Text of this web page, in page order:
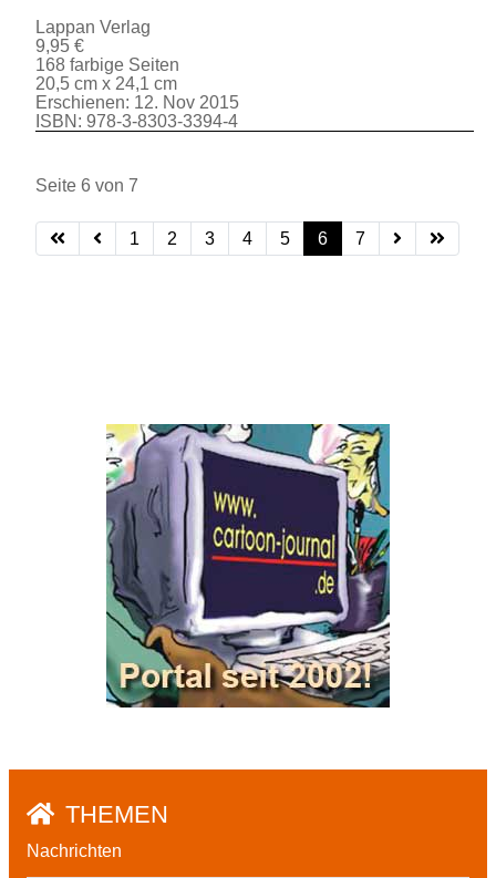
Lappan Verlag
9,95 €
168 farbige Seiten
20,5 cm x 24,1 cm
Erschienen: 12. Nov 2015
ISBN: 978-3-8303-3394-4
Seite 6 von 7
1 2 3 4 5 6 7
THEMEN
Nachrichten